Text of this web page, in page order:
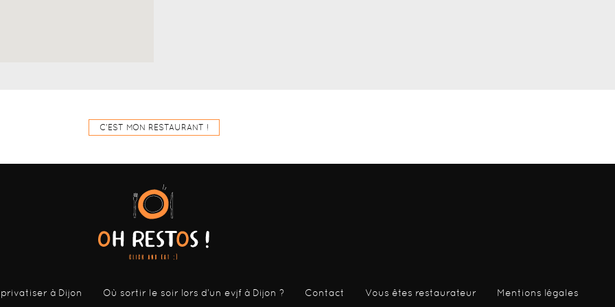
C'EST MON RESTAURANT !
à Dijon Où sortir le soir lors d’un evjf à Dijon ? Contact Vous êtes restaurateur Mentions légales